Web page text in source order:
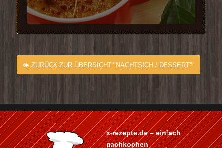
ZURÜCK ZUR ÜBERSICHT "NACHTSICH / DESSERT"
x-rezepte.de – einfach
nachkochen